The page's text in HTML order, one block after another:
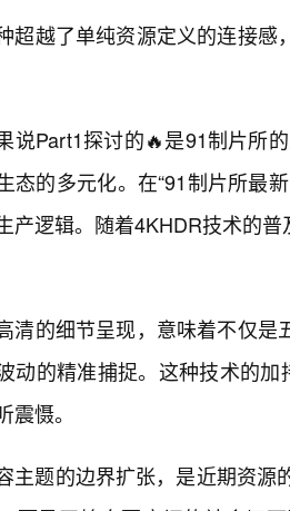
超越了单纯资源定义的连接感
说Part1探讨的🔥是91制片所
态的多元化。在“91制片所最
产逻辑。随着4KHDR技术的
清的细节呈现，意味着不仅
动的精准捕捉。这种技术的
震慑。
主题的边界扩张，是近期资源